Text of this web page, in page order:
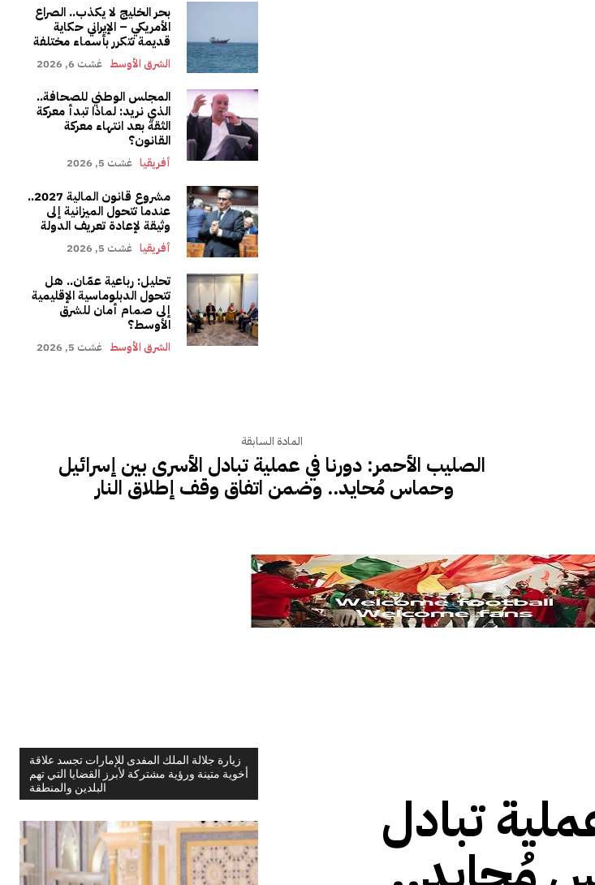
بحر الخليج لا يكذب.. الصراع
الأمريكي – الإيراني حكاية
قديمة تتكرر بأسماء مختلفة
الشرق الأوسط غشت 6, 2026
المجلس الوطني للصحافة..
الذي نريد: لماذا تبدأ معركة
الثقة بعد انتهاء معركة
القانون؟
أفريقيا غشت 5, 2026
مشروع قانون المالية 2027..
عندما تتحول الميزانية إلى
وثيقة لإعادة تعريف الدولة
أفريقيا غشت 5, 2026
تحليل: رباعية عمّان.. هل
تتحول الدبلوماسية الإقليمية
إلى صمام أمان للشرق
الأوسط؟
الشرق الأوسط غشت 5, 2026
المادة السابقة
الصليب الأحمر: دورنا في عملية تبادل الأسرى بين إسرائيل
وحماس مُحايد.. وضمن اتفاق وقف إطلاق النار